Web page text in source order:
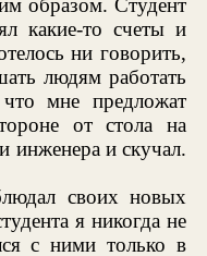
образом. Студент
какие-то счеты и
ни говорить,
людям работать
мне предложат
от стола на
инженера и скучал.
своих новых
я никогда не
с ними только в